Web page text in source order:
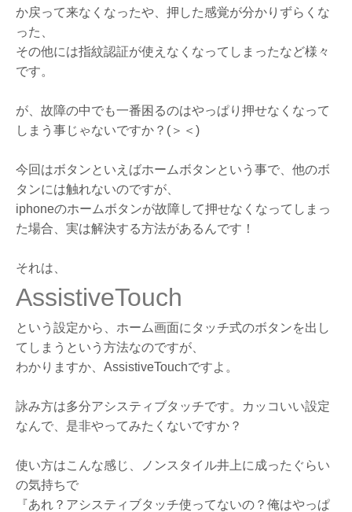
か戻って来なくなったや、押した感覚が分かりずらくな
った、
その他には指紋認証が使えなくなってしまったなど様々
です。
が、故障の中でも一番困るのはやっぱり押せなくなって
しまう事じゃないですか？(＞＜)
今回はボタンといえばホームボタンという事で、他のボ
タンには触れないのですが、
iphoneのホームボタンが故障して押せなくなってしまっ
た場合、実は解決する方法があるんです！
それは、
AssistiveTouch
という設定から、ホーム画面にタッチ式のボタンを出し
てしまうという方法なのですが、
わかりますか、AssistiveTouchですよ。
詠み方は多分アシスティブタッチです。カッコいい設定
なんで、是非やってみたくないですか？
使い方はこんな感じ、ノンスタイル井上に成ったぐらい
の気持ちで
『あれ？アシスティブタッチ使ってないの？俺はやっぱ